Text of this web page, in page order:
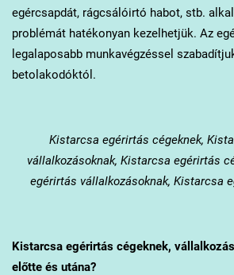
egércsapdát, rágcsálóirtó habot, stb.
problémát hatékonyan kezelhetjük. Az
legalaposabb munkavégzéssel
betolakodóktól.
Kistarcsa egérirtás cégeknek,
vállalkozásoknak, Kistarcsa egérirtás
egérirtás vállalkozásoknak, Kistarcsa
Kistarcsaegérirtás cégeknek,
előtte és utána?